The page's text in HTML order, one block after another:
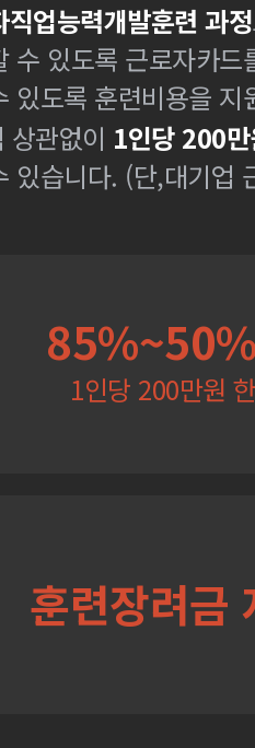
직업능력개발훈련 과정
수 있도록 근로자카
있도록 훈련비용을 지
상관없이 1인당 200
있습니다. (단,대기업
1인당 200만원
훈련장려금